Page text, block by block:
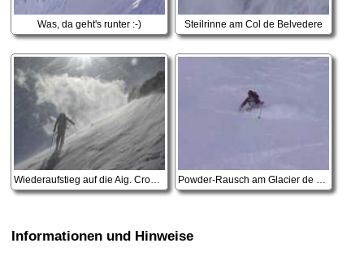
Was, da geht's runter :-) Steilrinne am Col de Belvedere
Wiederaufstieg auf die Aig. Crochues
Informationen und Hinweise